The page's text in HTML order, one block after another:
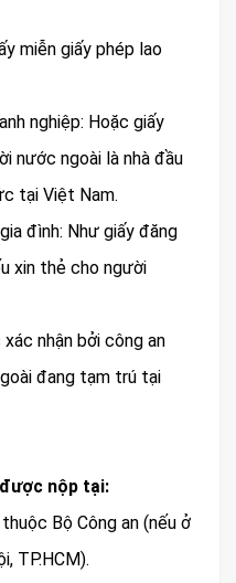
miễn giấy phép lao
nghiệp: Hoặc giấy
nước ngoài là nhà đầu
tại Việt Nam.
đình: Như giấy đăng
xin thẻ cho người
nhận bởi công an
đang tạm trú tại
nộp tại:
Bộ Công an (nếu ở
TP.HCM).